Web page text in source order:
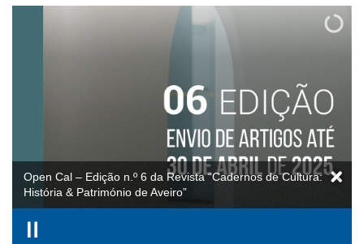
Open Cal – Edição n.º 6 da Revista “Cadernos de Cultura:
História & Património de Aveiro”